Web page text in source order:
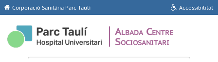
Corporació Sanitària Parc Taulí Accessibilitat
Albada Centre
Sociosanitari